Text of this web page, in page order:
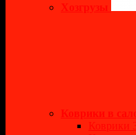
Хозгрузы
Коврики в
Коврики